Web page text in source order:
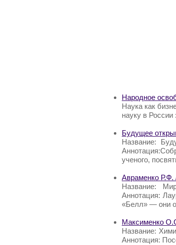
Народное
Наука как
науку в
Будущее
Название:
ученого,
Авраменко
Название:
Аннотация:
«Белл» — они
Максименко
Название:
Аннотация: